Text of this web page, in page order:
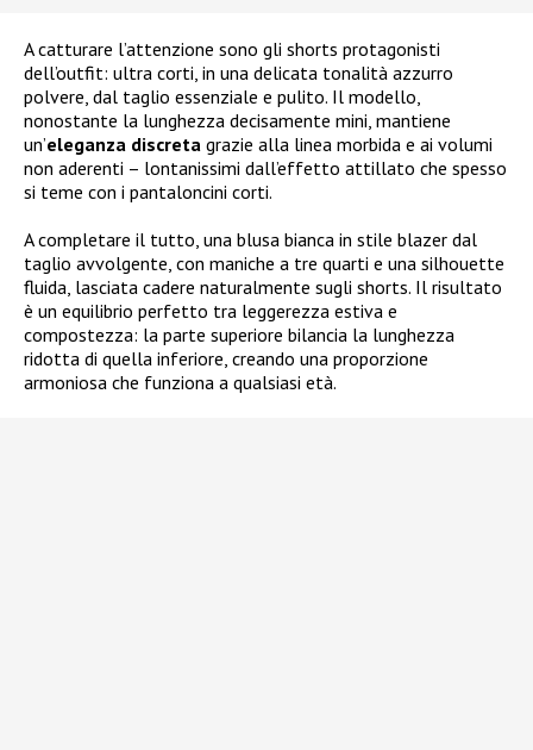
A catturare l’attenzione sono gli shorts protagonisti
dell’outfit: ultra corti, in una delicata tonalità azzurro
polvere, dal taglio essenziale e pulito. Il modello,
nonostante la lunghezza decisamente mini, mantiene
un’eleganza discreta grazie alla linea morbida e ai volumi
non aderenti – lontanissimi dall’effetto attillato che spesso
si teme con i pantaloncini corti.
A completare il tutto, una blusa bianca in stile blazer dal
taglio avvolgente, con maniche a tre quarti e una silhouette
fluida, lasciata cadere naturalmente sugli shorts. Il risultato
è un equilibrio perfetto tra leggerezza estiva e
compostezza: la parte superiore bilancia la lunghezza
ridotta di quella inferiore, creando una proporzione
armoniosa che funziona a qualsiasi età.